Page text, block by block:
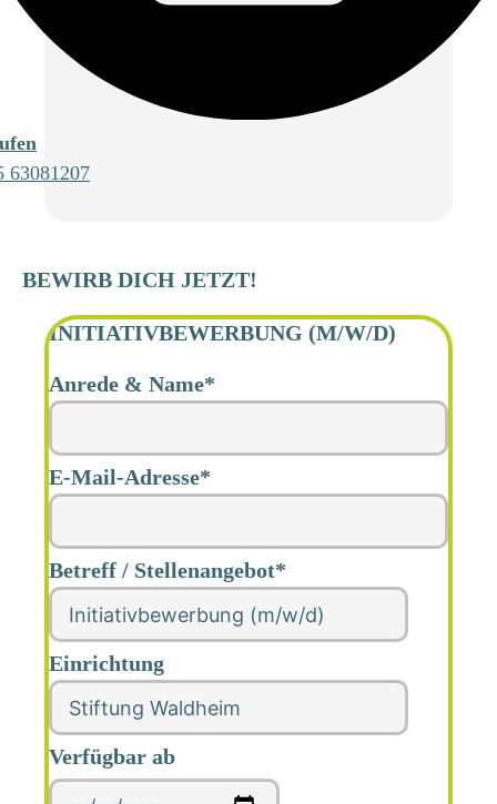
63081207
BEWIRB DICH JETZT!
INITIATIVBEWERBUNG (M/W/D)
Anrede & Name*
E-Mail-Adresse*
Betreff / Stellenangebot*
Einrichtung
Verfügbar ab
Alternative: